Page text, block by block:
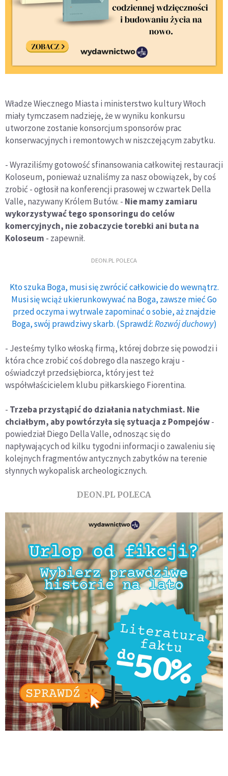
Władze Wiecznego Miasta i ministerstwo kultury Włoch
miały tymczasem nadzieję, że w wyniku konkursu
utworzone zostanie konsorcjum sponsorów prac
konserwacyjnych i remontowych w niszczejącym zabytku.
- Wyraziliśmy gotowość sfinansowania całkowitej restauracji
Koloseum, ponieważ uznaliśmy za nasz obowiązek, by coś
zrobić - ogłosił na konferencji prasowej w czwartek Della
Valle, nazywany Królem Butów. - Nie mamy zamiaru
wykorzystywać tego sponsoringu do celów
komercyjnych, nie zobaczycie torebki ani buta na
Koloseum - zapewnił.
DEON.PL POLECA
Kto szuka Boga, musi się zwrócić całkowicie do wewnątrz.
Musi się wciąż ukierunkowywać na Boga, zawsze mieć Go
przed oczyma i wytrwale zapominać o sobie, aż znajdzie
Boga, swój prawdziwy skarb. (Sprawdź:Rozwój duchowy)
- Jesteśmy tylko włoską firmą, której dobrze się powodzi i
która chce zrobić coś dobrego dla naszego kraju -
oświadczył przedsiębiorca, który jest też
współwłaścicielem klubu piłkarskiego Fiorentina.
- Trzeba przystąpić do działania natychmiast. Nie
chciałbym, aby powtórzyła się sytuacja z Pompejów-
powiedział Diego Della Valle, odnosząc się do
napływających od kilku tygodni informacji o zawaleniu się
kolejnych fragmentów antycznych zabytków na terenie
słynnych wykopalisk archeologicznych.
DEON.PL POLECA